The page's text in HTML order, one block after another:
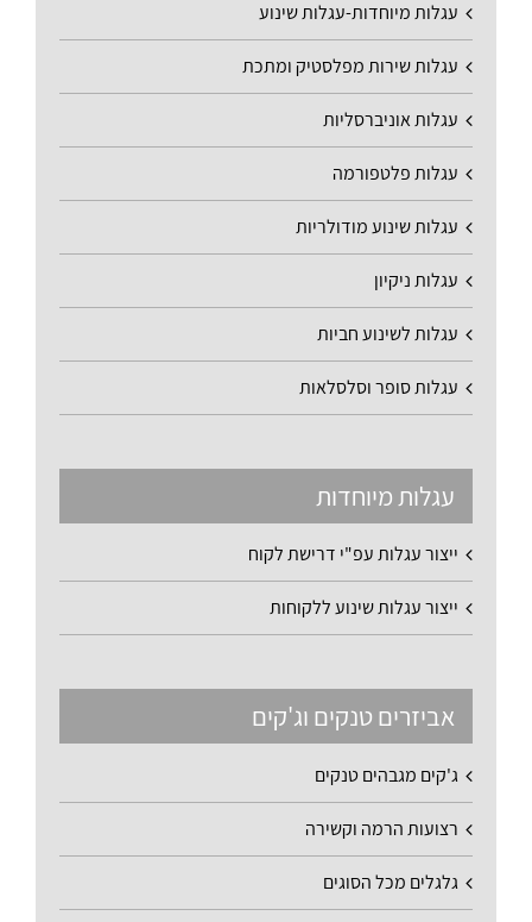
עגלות מיוחדות-עגלות שינוע
עגלות שירות מפלסטיק ומתכת
עגלות אוניברסליות
עגלות פלטפורמה
עגלות שינוע מודולריות
עגלות ניקיון
עגלות לשינוע חביות
עגלות סופר וסלסלאות
עגלות מיוחדות
ייצור עגלות עפ"י דרישת לקוח
ייצור עגלות שינוע ללקוחות
אביזרים טנקים וג'קים
ג'קים מגבהים טנקים
רצועות הרמה וקשירה
גלגלים מכל הסוגים